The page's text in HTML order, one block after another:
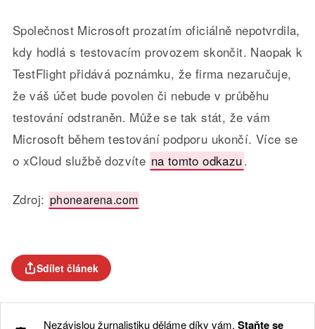
Společnost Microsoft prozatím oficiálně nepotvrdila,
kdy hodlá s testovacím provozem skončit. Naopak k
TestFlight přidává poznámku, že firma nezaručuje,
že váš účet bude povolen či nebude v průběhu
testování odstraněn. Může se tak stát, že vám
Microsoft během testování podporu ukončí. Více se
o xCloud službě dozvíte na tomto odkazu.
Zdroj: phonearena.com
Sdílet článek
Nezávislou žurnalistiku děláme díky vám. Staňte se